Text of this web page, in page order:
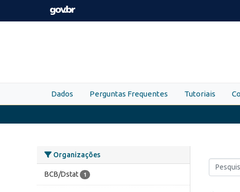
Skip to main content
Dados Perguntas Frequentes Tutoriais
Organizações
BCB/Dstat 1